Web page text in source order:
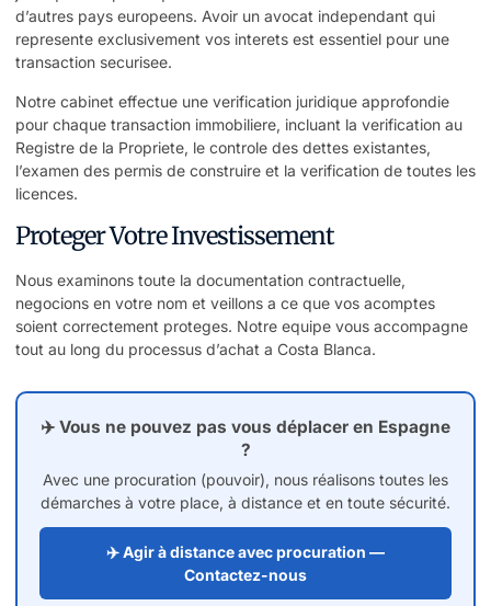
d’autres pays europeens. Avoir un avocat independant qui
represente exclusivement vos interets est essentiel pour une
transaction securisee.
Notre cabinet effectue une verification juridique approfondie
pour chaque transaction immobiliere, incluant la verification au
Registre de la Propriete, le controle des dettes existantes,
l’examen des permis de construire et la verification de toutes les
licences.
Proteger Votre Investissement
Nous examinons toute la documentation contractuelle,
negocions en votre nom et veillons a ce que vos acomptes
soient correctement proteges. Notre equipe vous accompagne
tout au long du processus d’achat a Costa Blanca.
✈️ Vous ne pouvez pas vous déplacer en Espagne
?
Avec une procuration (pouvoir), nous réalisons toutes les
démarches à votre place, à distance et en toute sécurité.
✈️ Agir à distance avec procuration —
Contactez-nous